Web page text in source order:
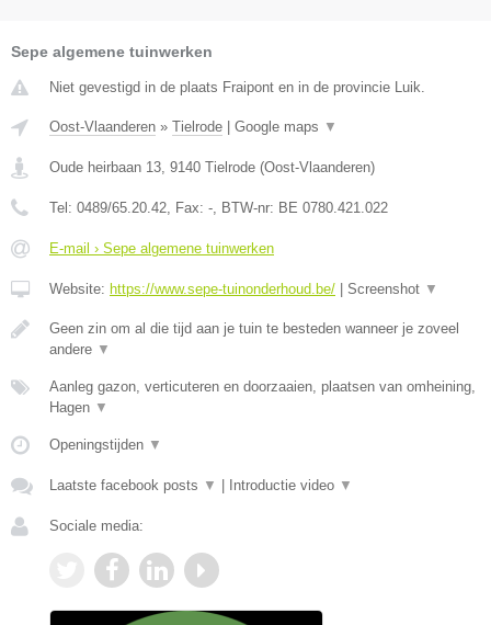
Sepe algemene tuinwerken
Niet gevestigd in de plaats Fraipont en in de provincie Luik.
Oost-Vlaanderen » Tielrode Google maps ▼
Oude heirbaan 13 9140 Tielrode (Oost-Vlaanderen)
Tel: 0489/65.20.42 , Fax: - , BTW-nr: BE 0780.421.022
E-mail › Sepe algemene tuinwerken
Website: https://www.sepe-tuinonderhoud.be/ Screenshot ▼
Geen zin om al die tijd aan je tuin te besteden wanneer je zoveel
andere ▼
Aanleg gazon, verticuteren en doorzaaien, plaatsen van omheining,
Hagen ▼
Openingstijden ▼
Laatste facebook posts ▼ Introductie video ▼
Sociale media: